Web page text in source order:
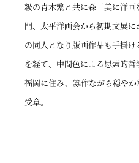
級の青木繁と共に森三美に洋
門、太平洋画会から初期文展に
の同人となり版画作品も手掛
を経て、中間色による思索的
福岡に住み、寡作ながら穏や
受章。